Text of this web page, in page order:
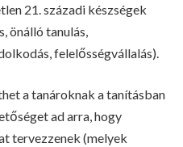
21. századi készségek
önálló tanulás,
felelősségvállalás).
a tanároknak a tanításban
ad arra, hogy
tervezzenek (melyek